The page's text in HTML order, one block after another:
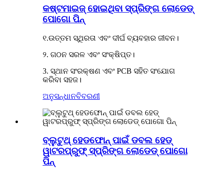
କଷ୍ଟମାଇଜ୍ ହୋଇଥିବା ସ୍ପ୍ରିଙ୍ଗ ଲୋଡେଡ୍
ପୋଗୋ ପିନ୍
୧.ଉତ୍ତମ ସ୍ଥିରତା ଏବଂ ଦୀର୍ଘ ବ୍ୟବହାର ଜୀବନ।
୨. ଗଠନ ସରଳ ଏବଂ ସଂକ୍ଷିପ୍ତ।
3. ସ୍ଥାନ ସଂରକ୍ଷଣ ଏବଂ PCB ସହିତ ସଂଯୋଗ
କରିବା ସହଜ।
ଅନୁସନ୍ଧାନବିବରଣୀ
ବ୍ଲୁଟୁଥ୍ ହେଡଫୋନ୍ ପାଇଁ ଡବଲ ହେଡ୍
ୱାଟରପ୍ରୁଫ୍ ସ୍ପ୍ରିଙ୍ଗ ଲୋଡେଡ୍ ପୋଗୋ
ପିନ୍